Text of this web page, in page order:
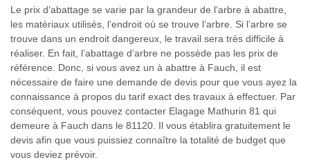
Le prix d’abattage se varie par la grandeur de l’arbre à abattre,
les matériaux utilisés, l’endroit où se trouve l’arbre. Si l’arbre se
trouve dans un endroit dangereux, le travail sera très difficile à
réaliser. En fait, l’abattage d’arbre ne possède pas les prix de
référence. Donc, si vous avez un à abattre à Fauch, il est
nécessaire de faire une demande de devis pour que vous ayez la
connaissance à propos du tarif exact des travaux à effectuer. Par
conséquent, vous pouvez contacter Elagage Mathurin 81 qui
demeure à Fauch dans le 81120. Il vous établira gratuitement le
devis afin que vous puissiez connaître la totalité de budget que
vous deviez prévoir.